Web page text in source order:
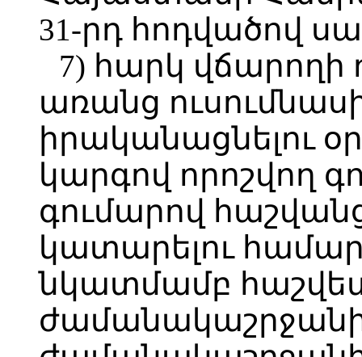
31-րդ հոդվածով
7) հարկ վճարողի
առանց
իրականացնելու
կարգով որոշվող
գումարով
կատարելու
նկատմամբ